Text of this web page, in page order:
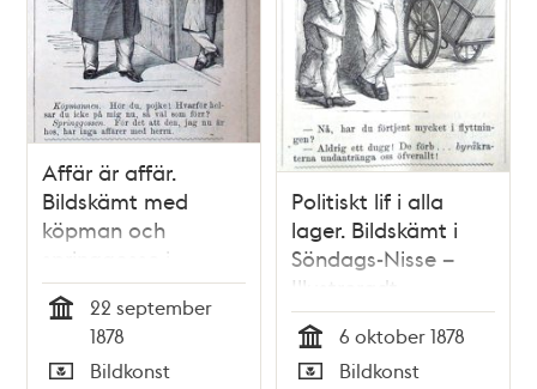
Affär är affär.
Bildskämt med
köpman och
springgosse i
Söndags-Nisse –
Illustreradt
Veckoblad för
Skämt, Humor och
22 september
1878
Bildkonst
Politiskt lif i alla
lager. Bildskämt i
Söndags-Nisse –
Illustreradt
Veckoblad för
Skämt, Humor och
Satir, nr 40, den 6
Tid
6 oktober 1878
Bildkonst